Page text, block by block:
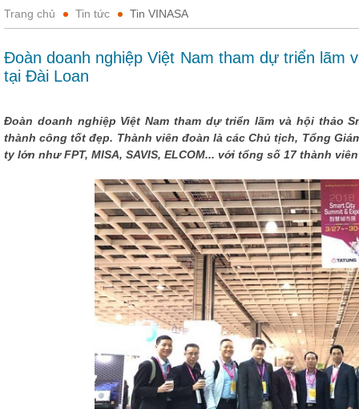
Trang chủ Tin tức Tin VINASA
Đoàn doanh nghiệp Việt Nam tham dự triển lãm
tại Đài Loan
Đoàn doanh nghiệp Việt Nam tham dự triển lãm và hội thảo
thành công tốt đẹp. Thành viên đoàn là các Chủ tịch, Tổng
ty lớn như FPT, MISA, SAVIS, ELCOM... với tổng số 17 thành